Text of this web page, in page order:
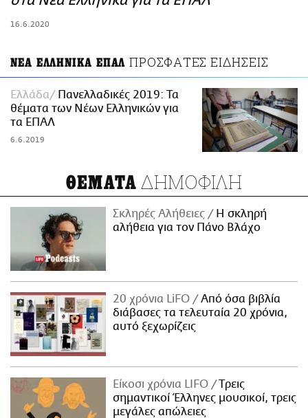
16.6.2020
ΝΕΑ ΕΛΛΗΝΙΚΑ ΕΠΑΛ ΠΡΟΣΦΑΤΕΣ ΕΙΔΗΣΕΙΣ
Ελλάδα
Πανελλαδικές 2019: Τα
θέματα των Νέων Ελληνικών για
τα ΕΠΑΛ
6.6.2019
ΘΕΜΑΤΑ ΔΗΜΟΦΙΛΗ
Σκληρές Αλήθειες
H σκληρή
αλήθεια για τον Πάνο Βλάχο
20 χρόνια LiFO
Από όσα βιβλία
διάβασες τα τελευταία 20 χρόνια,
αυτό ξεχωρίζεις
Είκοσι χρόνια LIFO
Tρεις
σημαντικοί Έλληνες μουσικοί, τρεις
μεγάλες απώλειες